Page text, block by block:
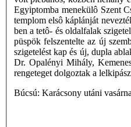
Egyiptomba menekülô Szent
templom elsô káplánját
ben a tetô- és oldalfalak
püspök felszentelte az új
szigetelést kap és új, dupla
Dr. Opalényi Mihály,
rengeteget dolgoztak a
Búcsú: Karácsony utáni